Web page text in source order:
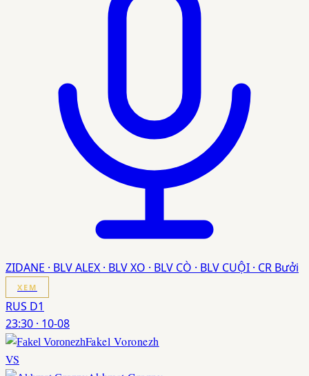
ZIDANE · BLV ALEX · BLV XO · BLV CÒ · BLV CUỘI · CR Bưởi
XEM
RUS D1
23:30 · 10-08
Fakel Voronezh
VS